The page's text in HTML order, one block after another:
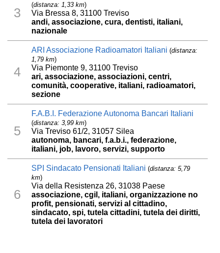
3
(distanza: 1,33 km)
Via Bressa 8, 31100 Treviso
andi, associazione, cura, dentisti, italiani,
nazionale
4
ARI Associazione Radioamatori Italiani (distanza:
1,79 km)
Via Piemonte 9, 31100 Treviso
ari, associazione, associazioni, centri,
comunità, cooperative, italiani, radioamatori,
sezione
5
F.A.B.I. Federazione Autonoma Bancari Italiani
(distanza: 3,99 km)
Via Treviso 61/2, 31057 Silea
autonoma, bancari, f.a.b.i., federazione,
italiani, job, lavoro, servizi, supporto
6
SPI Sindacato Pensionati Italiani (distanza: 5,79
km)
Via della Resistenza 26, 31038 Paese
associazione, cgil, italiani, organizzazione no
profit, pensionati, servizi al cittadino,
sindacato, spi, tutela cittadini, tutela dei diritti,
tutela dei lavoratori